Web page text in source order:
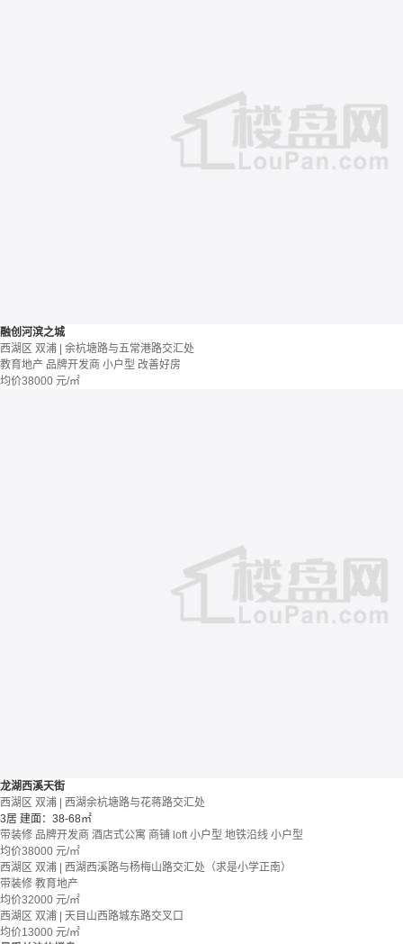
融创河滨之城
西湖区 双浦 | 余杭塘路与五常港路交汇处
教育地产 品牌开发商 小户型 改善好房
均价38000 元/㎡
龙湖西溪天街
西湖区 双浦 | 西湖余杭塘路与花蒋路交汇处
3居 建面：38-68㎡
带装修 品牌开发商 酒店式公寓 商铺 loft 小户型 地铁沿线 小户型
均价38000 元/㎡
西湖区 双浦 | 西湖西溪路与杨梅山路交汇处（求是小学正南）
带装修 教育地产
均价32000 元/㎡
西湖区 双浦 | 天目山西路城东路交叉口
均价13000 元/㎡